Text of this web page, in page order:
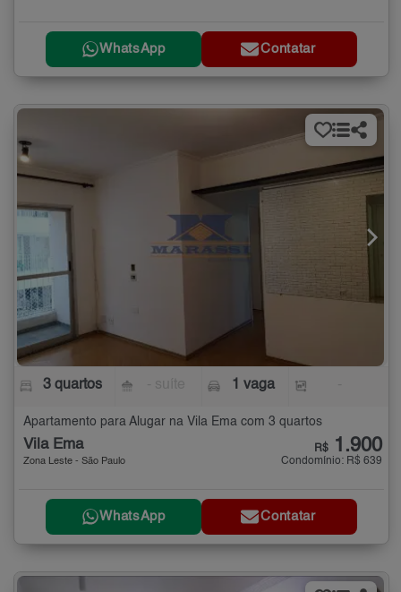
WhatsApp Contatar
3 quartos 1 vaga
Apartamento para Alugar na Vila Ema com 3 quartos
Vila Ema
Zona Leste - São Paulo
R$ 1.900
Condomínio: R$ 639
WhatsApp Contatar